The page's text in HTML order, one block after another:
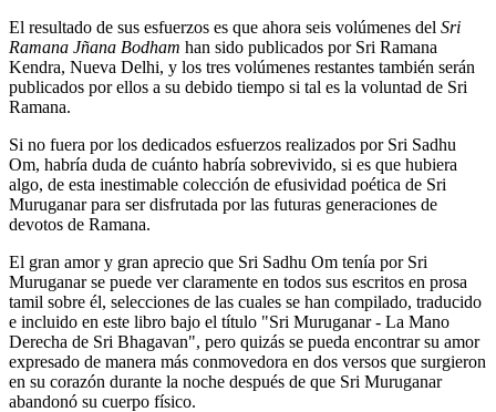
El resultado de sus esfuerzos es que ahora seis volúmenes del Sri
Ramana Jñana Bodham han sido publicados por Sri Ramana
Kendra, Nueva Delhi, y los tres volúmenes restantes también serán
publicados por ellos a su debido tiempo si tal es la voluntad de Sri
Ramana.
Si no fuera por los dedicados esfuerzos realizados por Sri Sadhu
Om, habría duda de cuánto habría sobrevivido, si es que hubiera
algo, de esta inestimable colección de efusividad poética de Sri
Muruganar para ser disfrutada por las futuras generaciones de
devotos de Ramana.
El gran amor y gran aprecio que Sri Sadhu Om tenía por Sri
Muruganar se puede ver claramente en todos sus escritos en prosa
tamil sobre él, selecciones de las cuales se han compilado, traducido
e incluido en este libro bajo el título "Sri Muruganar - La Mano
Derecha de Sri Bhagavan", pero quizás se pueda encontrar su amor
expresado de manera más conmovedora en dos versos que surgieron
en su corazón durante la noche después de que Sri Muruganar
abandonó su cuerpo físico.